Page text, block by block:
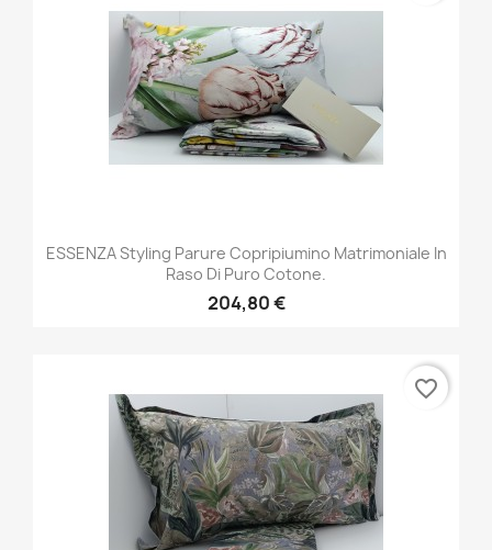
ESSENZA Styling Parure Copripiumino Matrimoniale In
Raso Di Puro Cotone.
204,80 €
favorite_border